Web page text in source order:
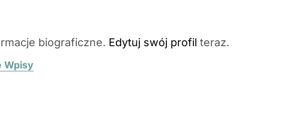
biograficzne. Edytuj swój profil teraz.
Wpisy